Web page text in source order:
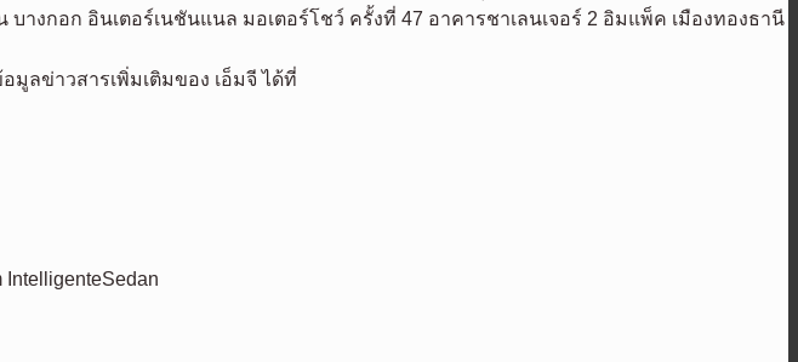
างกอก อินเตอร์เนชันแนล มอเตอร์โชว์ ครั้งที่ 47 อาคารชาเลนเจอร์ 2 อิมแพ็ค เมืองทองธานี
ลข่าวสารเพิ่มเติมของ เอ็มจี ได้ที่
IntelligenteSedan